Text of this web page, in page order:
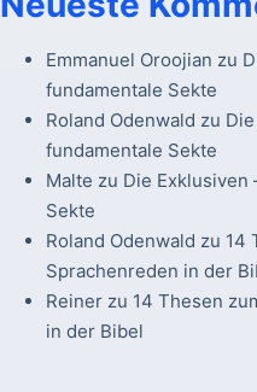
Emmanuel Oroojian zu
fundamentale Sekte
Roland Odenwald zu
fundamentale Sekte
Malte zu Die Exklusiven
Sekte
Roland Odenwald zu 14
Sprachenreden in der
Reinerzu 14 Thesen
in der Bibel